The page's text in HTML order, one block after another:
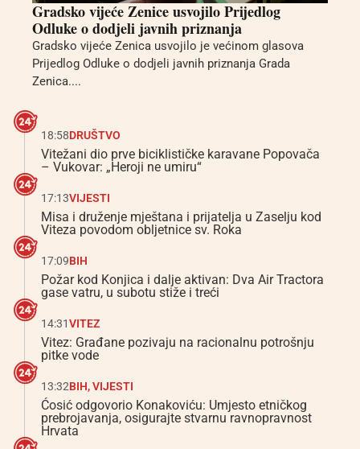
Gradsko vijeće Zenice usvojilo Prijedlog
Odluke o dodjeli javnih priznanja
Gradsko vijeće Zenica usvojilo je većinom glasova
Prijedlog Odluke o dodjeli javnih priznanja Grada
Zenica....
18:58DRUŠTVO
Vitežani dio prve biciklističke karavane Popovača
– Vukovar: „Heroji ne umiru“
17:13VIJESTI
Misa i druženje mještana i prijatelja u Zaselju kod
Viteza povodom obljetnice sv. Roka
17:09BIH
Požar kod Konjica i dalje aktivan: Dva Air Tractora
gase vatru, u subotu stiže i treći
14:31VITEZ
Vitez: Građane pozivaju na racionalnu potrošnju
pitke vode
13:32BIH,VIJESTI
Ćosić odgovorio Konakoviću: Umjesto etničkog
prebrojavanja, osigurajte stvarnu ravnopravnost
Hrvata